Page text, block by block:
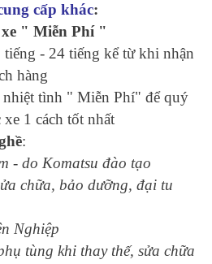
cấp khác:
" Miễn Phí "
- 24 tiếng kể từ khi nhận
hàng
tình " Miễn Phí" để quý
xe 1 cách tốt nhất
:
- do Komatsu đào tạo
chữa, bảo dưỡng, đại tu
Nghiệp
tùng khi thay thế, sửa chữa